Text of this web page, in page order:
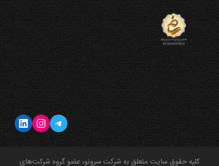
تلگراماینستاگرم
لینکداین
کلیه حقوق سایت متعلق به شرکت سرونو، عضو گروه شرکت‌های